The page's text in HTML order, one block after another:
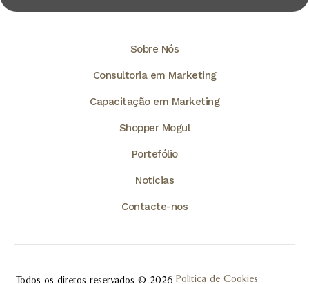
Sobre Nós
Consultoria em Marketing
Capacitação em Marketing
Shopper Mogul
Portefólio
Notícias
Contacte-nos
Todos os diretos reservados © 2026 Política de Cookies